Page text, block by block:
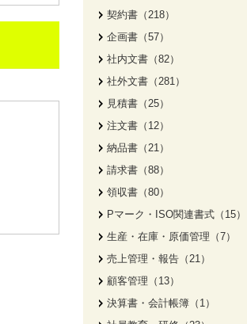
契約書（218）
企画書（57）
社内文書（82）
社外文書（281）
見積書（25）
注文書（12）
納品書（21）
請求書（88）
領収書（80）
Pマーク・ISO関連書式（15）
生産・在庫・原価管理（7）
売上管理・報告（21）
顧客管理（13）
決算書・会計帳簿（1）